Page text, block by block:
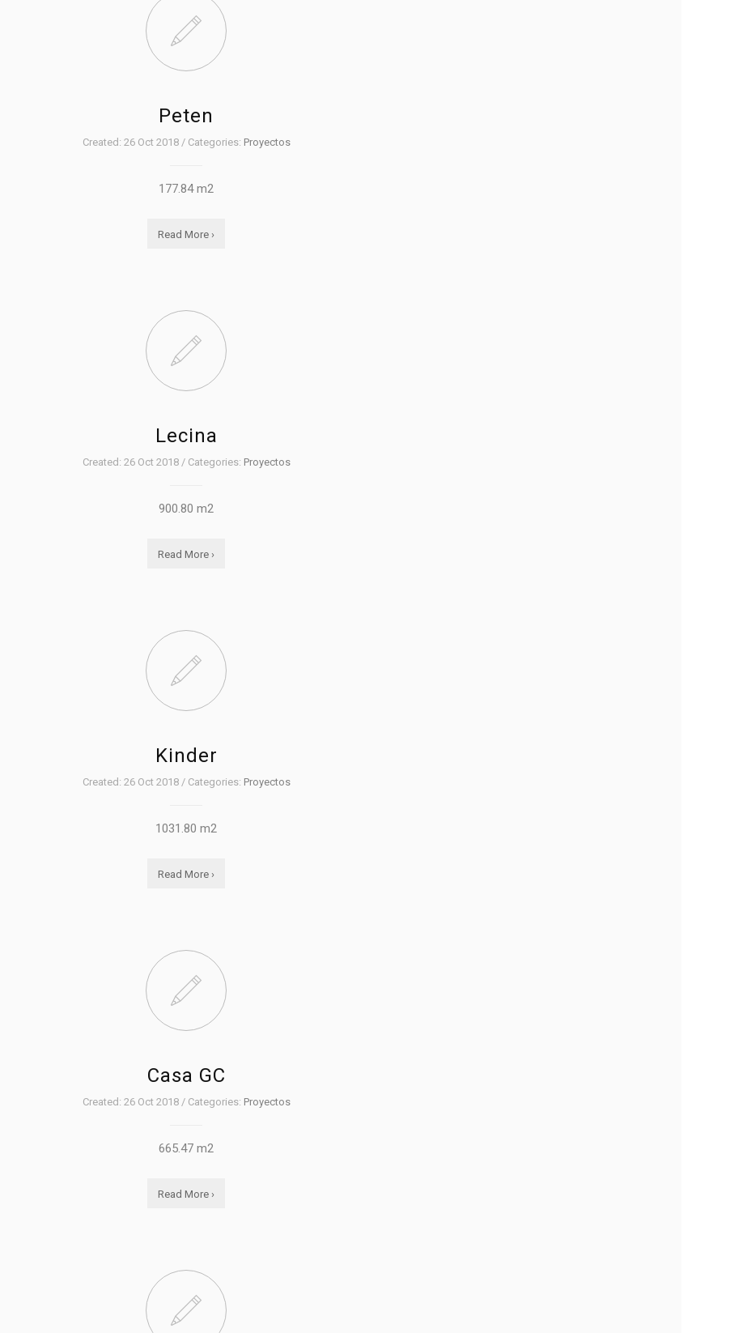
Peten
Created: 26 Oct 2018 / Categories: Proyectos
177.84 m2
Read More ›
Lecina
Created: 26 Oct 2018 / Categories: Proyectos
900.80 m2
Read More ›
Kinder
Created: 26 Oct 2018 / Categories: Proyectos
1031.80 m2
Read More ›
Casa GC
Created: 26 Oct 2018 / Categories: Proyectos
665.47 m2
Read More ›